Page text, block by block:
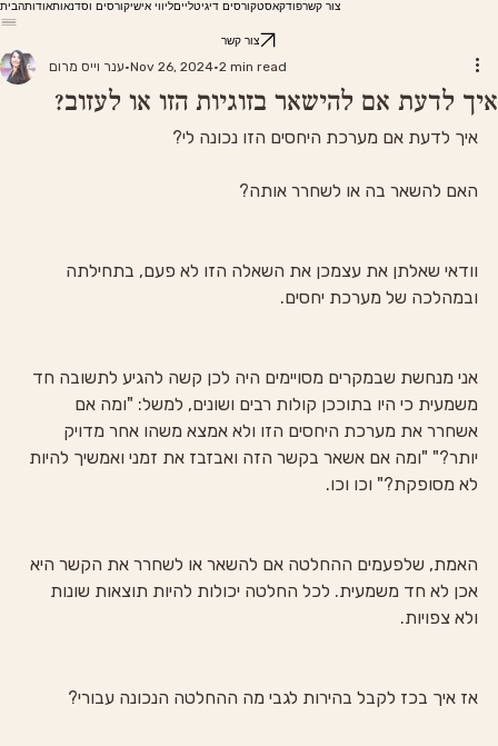
הביתאודותקורסים וסדנאותליווי אישיקורסים דיגיטלייםפודקאסטצור קשר
צור קשר
איך לדעת אם להישאר בזוגיות הזו או לעזוב?
ענר וייס מרום Nov 26, 2024 2 min read
איך לדעת אם מערכת היחסים הזו נכונה לי?
האם להשאר בה או לשחרר אותה?
וודאי שאלתן את עצמכן את השאלה הזו לא פעם, בתחילתה
ובמהלכה של מערכת יחסים.
אני מנחשת שבמקרים מסויימים היה לכן קשה להגיע לתשובה חד
משמעית כי היו בתוככן קולות רבים ושונים, למשל: "ומה אם
אשחרר את מערכת היחסים הזו ולא אמצא משהו אחר מדויק
יותר?" "ומה אם אשאר בקשר הזה ואבזבז את זמני ואמשיך להיות
לא מסופקת?" וכו וכו.
האמת, שלפעמים ההחלטה אם להשאר או לשחרר את הקשר היא
אכן לא חד משמעית. לכל החלטה יכולות להיות תוצאות שונות
ולא צפויות.
אז איך בכז לקבל בהירות לגבי מה ההחלטה הנכונה עבורי?